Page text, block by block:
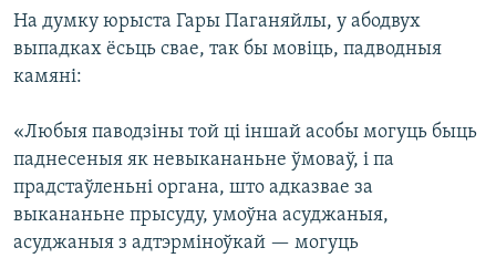
На думку юрыста Гары Паганяйлы, у абодвух
выпадках ёсьць свае, так бы мовіць, падводныя
камяні:
«Любыя паводзіны той ці іншай асобы могуць быць
паднесеныя як невыкананьне ўмоваў, і па
прадстаўленьні органа, што адказвае за
выкананьне прысуду, умоўна асуджаныя,
асуджаныя з адтэрміноўкай — могуць